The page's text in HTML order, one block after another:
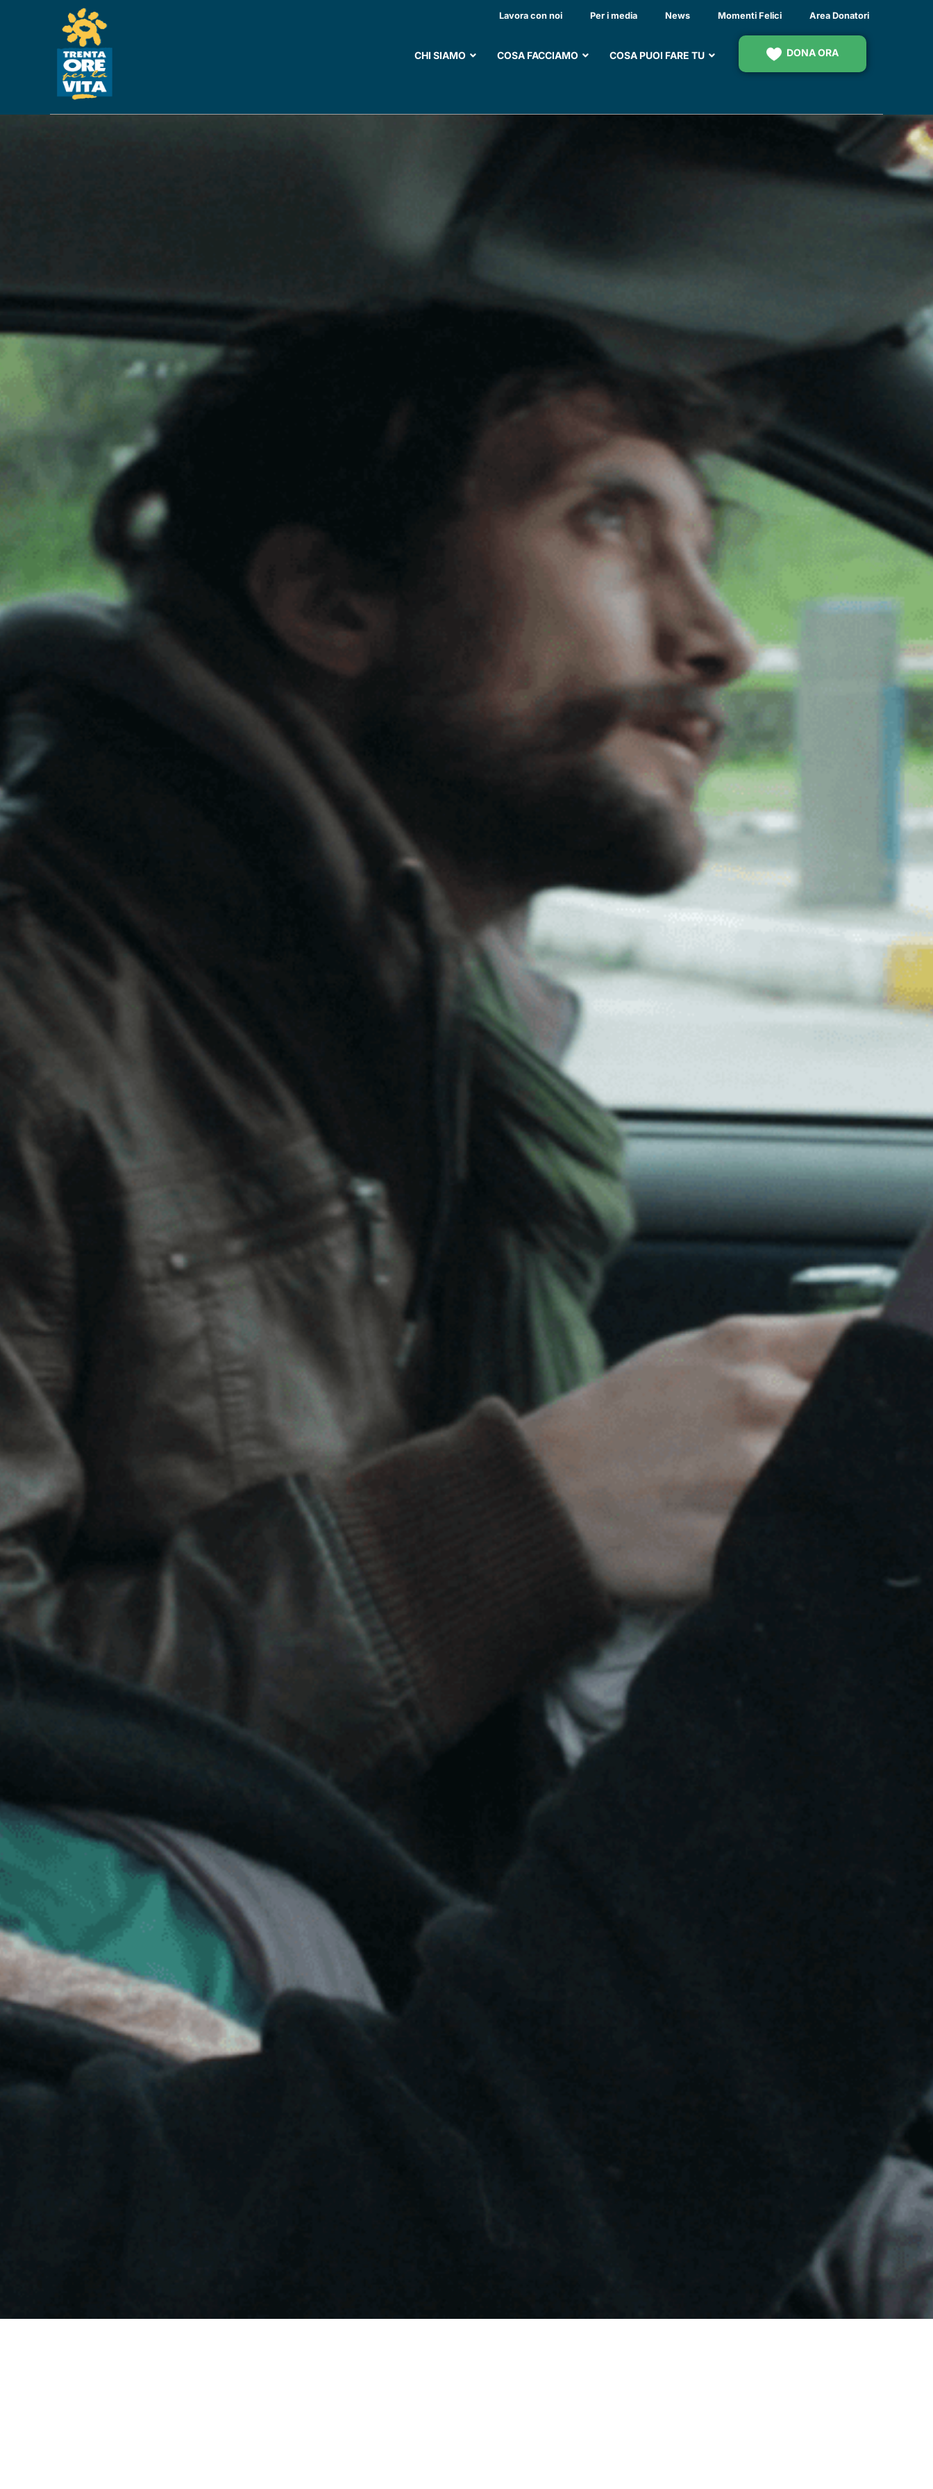
Lavora con noi Per i media News Momenti Felici Area Donatori
CHI SIAMO COSA FACCIAMO COSA PUOI FARE TU DONA ORA
I GENITORI DI LUCA